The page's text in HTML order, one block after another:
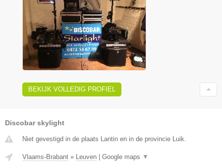
BEKIJK VOLLEDIG PROFIEL
Discobar skylight
Niet gevestigd in de plaats Lantin en in de provincie Luik.
Vlaams-Brabant » Leuven Google maps ▼